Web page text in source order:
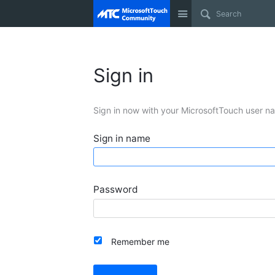
Site
Sign in
Sign in now with your MicrosoftTouch user
Sign in name
Password
Remember me